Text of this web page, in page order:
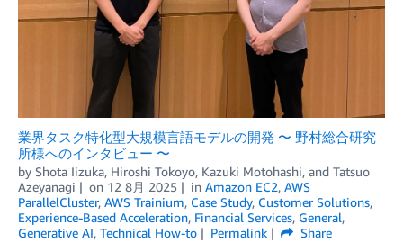
業界タスク特化型⼤規模⾔語モデルの開発 〜 野村総合研究
所様へのインタビュー 〜
by Shota Iizuka, Hiroshi Tokoyo, Kazuki Motohashi, and Tatsuo
Azeyanagi
on 12 8月 2025 in Amazon EC2, AWS
ParallelCluster, AWS Trainium, Case Study, Customer Solutions,
Experience-Based Acceleration, Financial Services, General,
Generative AI, Technical How-to Permalink
Share